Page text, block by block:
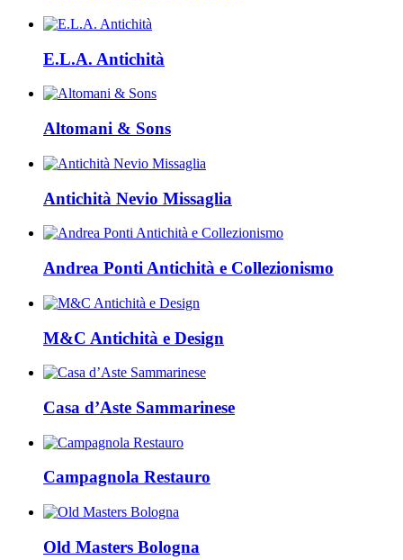
E.L.A. Antichità
Altomani & Sons
Antichità Nevio Missaglia
Andrea Ponti Antichità e Collezionismo
M&C Antichità e Design
Casa d’Aste Sammarinese
Campagnola Restauro
Old Masters Bologna